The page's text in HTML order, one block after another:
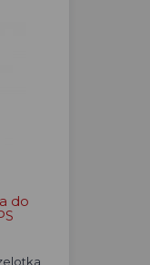
do